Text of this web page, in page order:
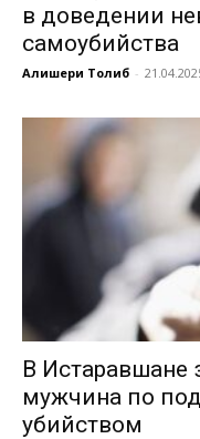
в доведении
самоубийства
Алишери Толиб -
В Истаравшане
мужчина по
убийством